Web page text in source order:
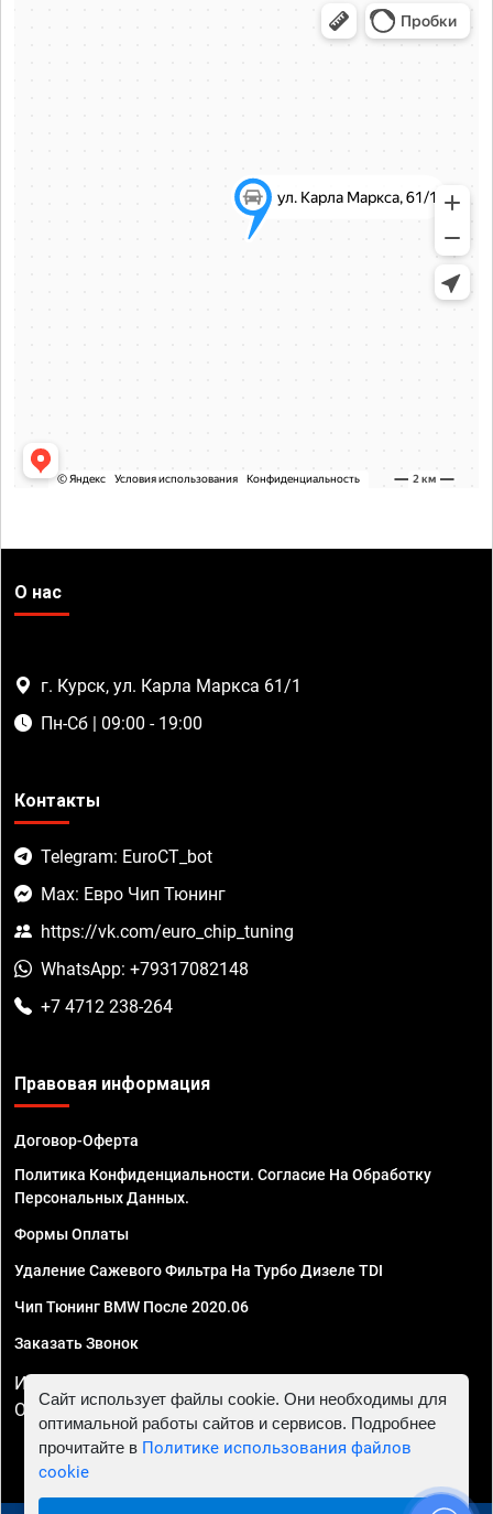
О нас
г. Курск, ул. Карла Маркса 61/1
Пн-Сб | 09:00 - 19:00
Контакты
Telegram: EuroCT_bot
Max: Евро Чип Тюнинг
https://vk.com/euro_chip_tuning
WhatsApp: +79317082148
+7 4712 238-264
Правовая информация
Договор-Оферта
Политика Конфиденциальности. Согласие На Обработку
Персональных Данных.
Формы Оплаты
Удаление Сажевого Фильтра На Турбо Дизеле TDI
Чип Тюнинг BMW После 2020.06
Заказать Звонок
ИП Смирнов Георгий Павлович. ИНН 781302555843,
ОГРНИП 324470400032610
Сайт использует файлы cookie. Они необходимы для
оптимальной работы сайтов и сервисов. Подробнее
прочитайте в Политике использования файлов
cookie